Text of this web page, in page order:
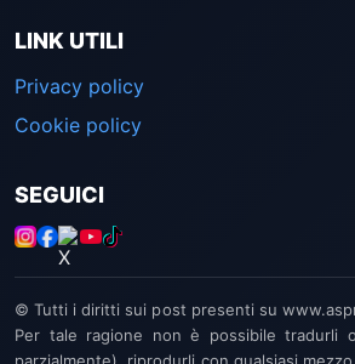
LINK UTILI
Privacy policy
Cookie policy
SEGUICI
© Tutti i diritti sui post presenti su
Per tale ragione non è possibile tradurli